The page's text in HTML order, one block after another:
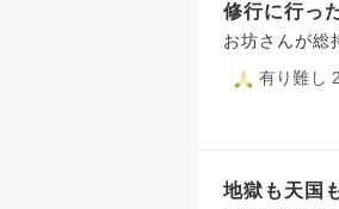
修行に行っ
お坊さんが総
有り難し
地獄も天国